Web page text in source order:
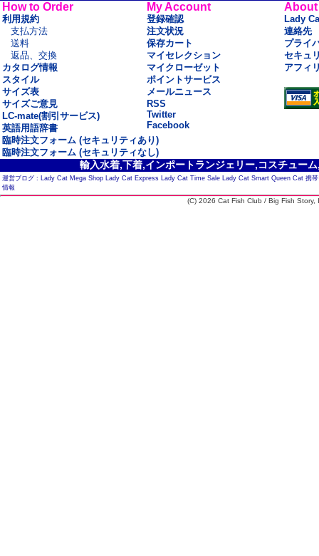
How to Order
利用規約
支払方法
送料
返品、交換
カタログ情報
スタイル
サイズ表
サイズご意見
LC-mate(割引サービス)
英語用語辞書
My Account
登録確認
注文状況
保存カート
マイセレクション
マイクローゼット
ポイントサービス
メールニュース
RSS
Twitter
Facebook
About
Lady
連絡先
プライ
セキュ
アフィ
臨時注文フォーム (セキュリティあり)
臨時注文フォーム (セキュリティなし)
輸入水着,下着,インポートランジェリー,コスチュー
運営ブログ : Lady Cat Mega Shop Lady Cat Express Lady Cat Time Sale Lady Cat Smart Queen Cat 携
情報
(C) 2026 Cat Fish Club / Big Fish Story,